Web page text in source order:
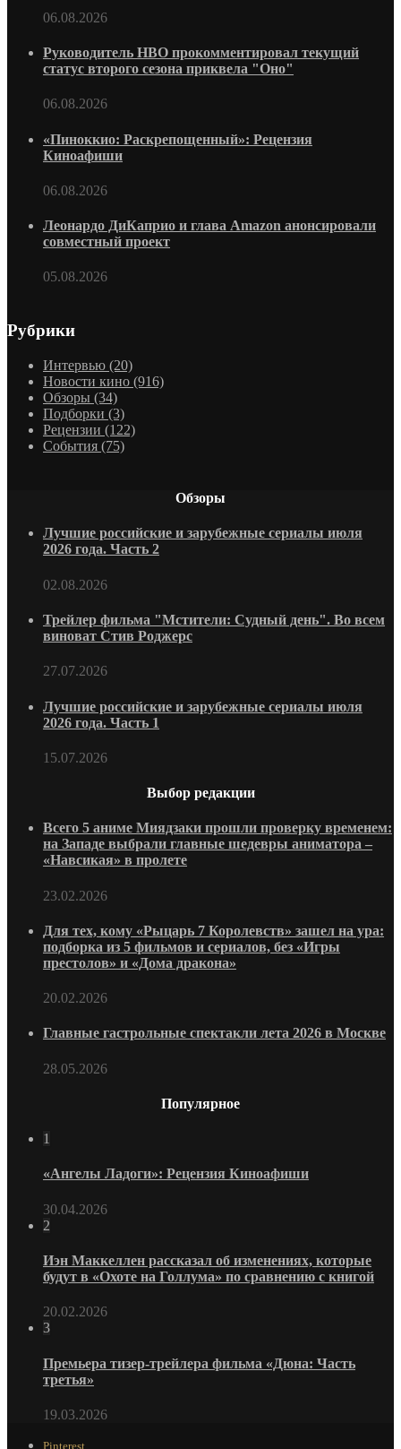
06.08.2026
Руководитель HBO прокомментировал текущий
статус второго сезона приквела "Оно"
06.08.2026
«Пиноккио: Раскрепощенный»: Рецензия
Киноафиши
06.08.2026
Леонардо ДиКаприо и глава Amazon анонсировали
совместный проект
05.08.2026
Рубрики
Интервью (20)
Новости кино (916)
Обзоры (34)
Подборки (3)
Рецензии (122)
События (75)
Обзоры
Лучшие российские и зарубежные сериалы июля
2026 года. Часть 2
02.08.2026
Трейлер фильма "Мстители: Судный день". Во всем
виноват Стив Роджерс
27.07.2026
Лучшие российские и зарубежные сериалы июля
2026 года. Часть 1
15.07.2026
Выбор редакции
Всего 5 аниме Миядзаки прошли проверку временем:
на Западе выбрали главные шедевры аниматора –
«Навсикая» в пролете
23.02.2026
Для тех, кому «Рыцарь 7 Королевств» зашел на ура:
подборка из 5 фильмов и сериалов, без «Игры
престолов» и «Дома дракона»
20.02.2026
Главные гастрольные спектакли лета 2026 в Москве
28.05.2026
Популярное
1
«Ангелы Ладоги»: Рецензия Киноафиши
30.04.2026
2
Иэн Маккеллен рассказал об изменениях, которые
будут в «Охоте на Голлума» по сравнению с книгой
20.02.2026
3
Премьера тизер-трейлера фильма «Дюна: Часть
третья»
19.03.2026
Pinterest